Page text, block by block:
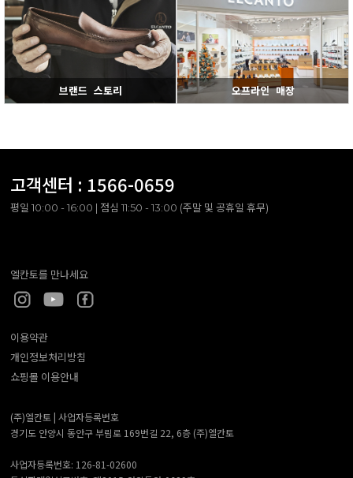
브랜드 스토리 오프라인 매장
고객센터 : 1566-0659
평일 10:00 - 16:00 | 점심 11:50 - 13:00 (주말 및 공휴일 휴무)
엘칸토를 만나세요
이용약관
개인정보처리방침
쇼핑몰 이용안내
(주)엘칸토 | 사업자등록번호
경기도 안양시 동안구 부림로 169번길 22, 6층 (주)엘칸토
사업자등록번호: 126-81-02600